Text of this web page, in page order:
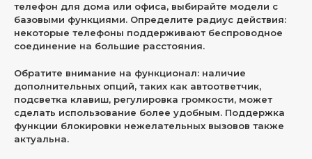
телефон для дома или офиса, выбирайте модели с
базовыми функциями. Определите радиус действия:
некоторые телефоны поддерживают беспроводное
соединение на большие расстояния.
Обратите внимание на функционал: наличие
дополнительных опций, таких как автоответчик,
подсветка клавиш, регулировка громкости, может
сделать использование более удобным. Поддержка
функции блокировки нежелательных вызовов также
актуальна.